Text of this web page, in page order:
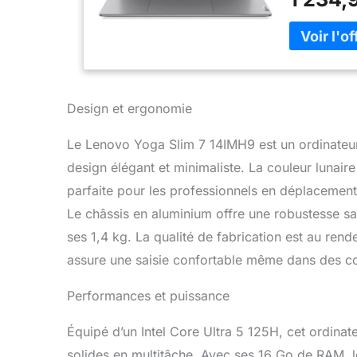
inspirer vos
incroyable;
offrent des
vous
connecté à
dotée de
Design et ergonomie
Le Lenovo Yoga Slim 7 14IMH9 est un
design élégant et minimaliste. La couleur
parfaite pour les professionnels en
Le châssis en aluminium offre une robustesse
ses 1,4 kg. La qualité de fabrication est au
assure une saisie confortable même dans des
Performances et puissance
Équipé d’un Intel Core Ultra 5 125H, cet